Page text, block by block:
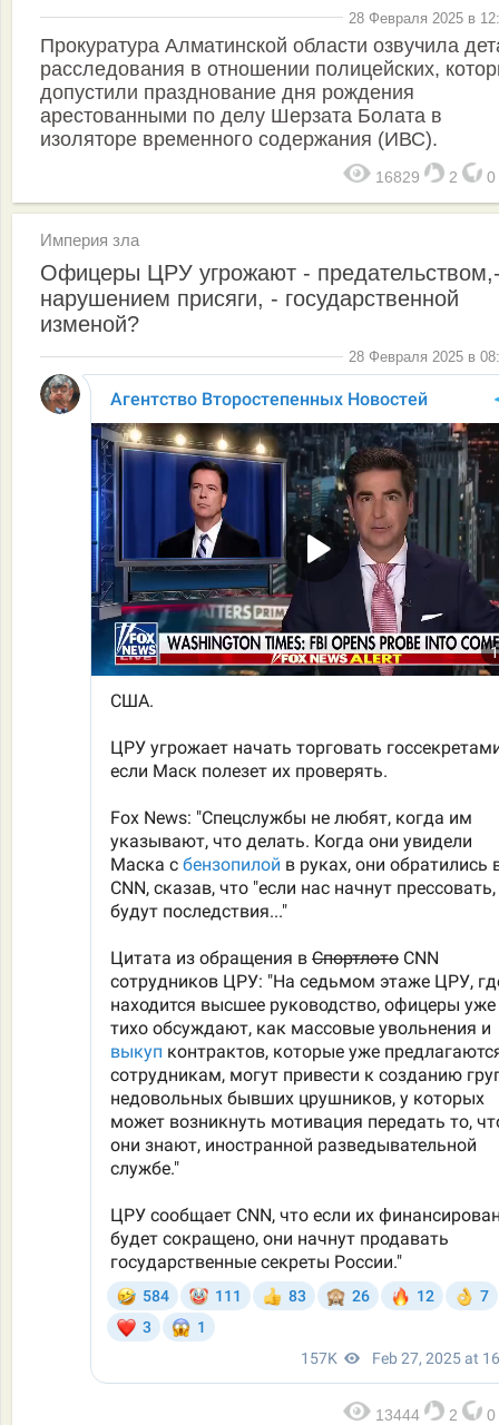
28 Февраля 2025 в
Прокуратура Алматинской области озвучила
расследования в отношении полицейских,
допустили празднование дня рождения
арестованными по делу Шерзата Болата в
изоляторе временного содержания (ИВС).
16829 2 0
Империя зла
Офицеры ЦРУ угрожают -
нарушением присяги, - государственной
изменой?
28 Февраля 2025 в
13444 2 0